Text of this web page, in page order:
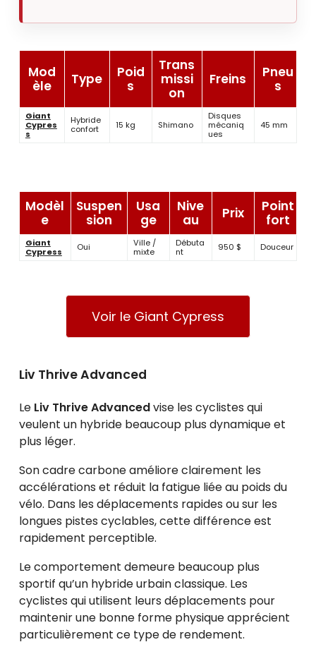
Mod
èle
Type
Poid
s
Trans
missi
on
Freins
Pneu
s
Giant
Cypres
s
Hybride
confort
15 kg Shimano
Disques
mécaniq
ues
45 mm
Modèl
e
Suspen
sion
Usa
ge
Nive
au
Prix
Point
fort
Giant
Cypress
Oui
Ville /
mixte
Débuta
nt
950 $ Douceur
Voir le Giant Cypress
Liv Thrive Advanced
Le Liv Thrive Advancedvise les cyclistes qui
veulent un hybride beaucoup plus dynamique et
plus léger.
Son cadre carbone améliore clairement les
accélérations et réduit la fatigue liée au poids du
vélo. Dans les déplacements rapides ou sur les
longues pistes cyclables, cette différence est
rapidement perceptible.
Le comportement demeure beaucoup plus
sportif qu’un hybride urbain classique. Les
cyclistes qui utilisent leurs déplacements pour
maintenir une bonne forme physique apprécient
particulièrement ce type de rendement.